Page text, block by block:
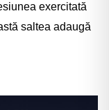
exercitată
saltea adaugă